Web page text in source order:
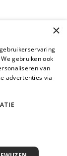
×
gebruiken ook
van
advertenties via